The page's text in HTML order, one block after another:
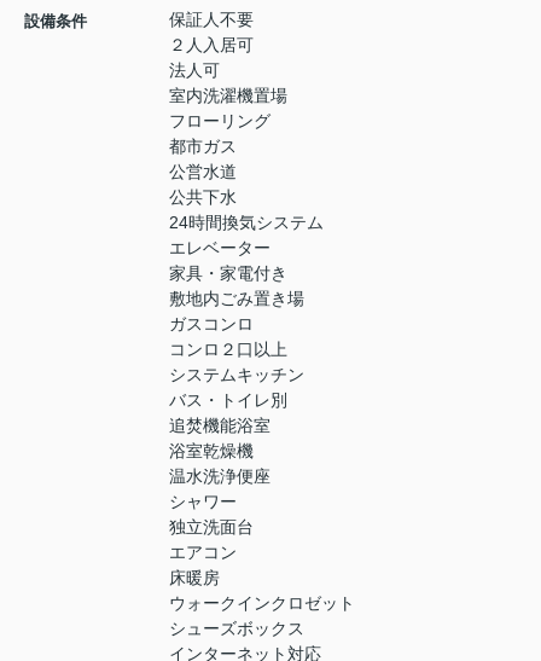
設備条件
保証人不要
２人入居可
法人可
室内洗濯機置場
フローリング
都市ガス
公営水道
公共下水
24時間換気システム
エレベーター
家具・家電付き
敷地内ごみ置き場
ガスコンロ
コンロ２口以上
システムキッチン
バス・トイレ別
追焚機能浴室
浴室乾燥機
温水洗浄便座
シャワー
独立洗面台
エアコン
床暖房
ウォークインクロゼット
シューズボックス
インターネット対応